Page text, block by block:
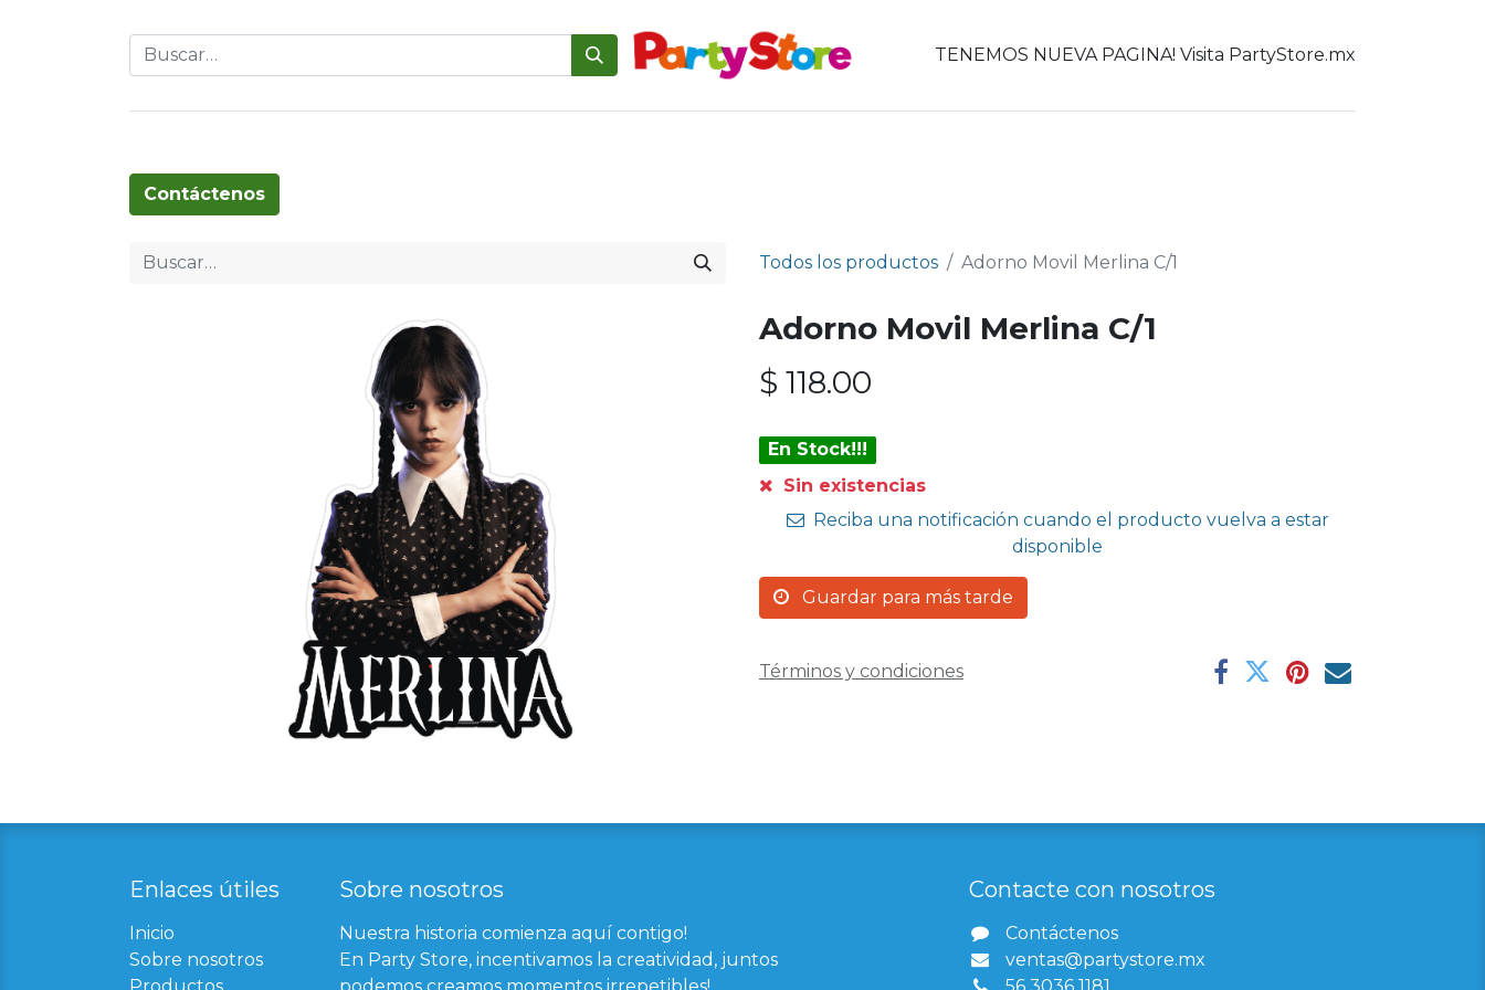
TENEMOS NUEVA PAGINA! Visita PartyStore.mx
Contáctenos
Todos los productos Adorno Movil Merlina C/1
Adorno Movil Merlina C/1
$ 118.00
En Stock!!!
Sin existencias
Reciba una notificación cuando el producto vuelva a estar
disponible
Guardar para más tarde
Términos y condiciones
Enlaces útil​es
Inicio
Sobre nosotros
Sobre nosotros
Nuestra historia comienza aquí contigo!
En Party Store, incentivamos la creatividad, juntos
Contacte con nosotros
Contáctenos
ventas@partystore.mx